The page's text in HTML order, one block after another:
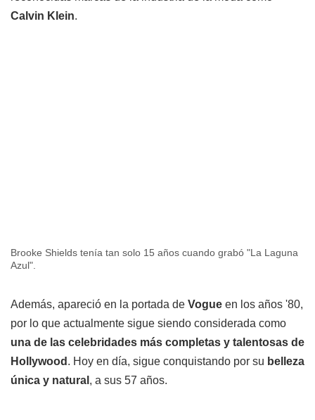
Calvin Klein.
Brooke Shields tenía tan solo 15 años cuando grabó "La Laguna
Azul".
Además, apareció en la portada de Vogue en los años '80,
por lo que actualmente sigue siendo considerada como
una de las celebridades más completas y talentosas de
Hollywood . Hoy en día, sigue conquistando por su belleza
única y natural , a sus 57 años.